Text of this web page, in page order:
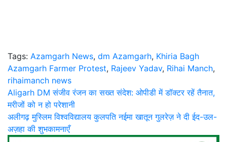
Tags: Azamgarh News, dm Azamgarh, Khiria Bagh
Azamgarh Farmer Protest, Rajeev Yadav, Rihai Manch,
rihaimanch news
Post
navigation
Aligarh DM संजीव रंजन का सख्त संदेश: ओपीडी में डॉक्टर रहें तैनात,
मरीजों को न हो परेशानी
अलीगढ़ मुस्लिम विश्वविद्यालय कुलपति नईमा खातून गुलरेज़ ने दी ईद-उल-
अज़हा की शुभकामनाएँ